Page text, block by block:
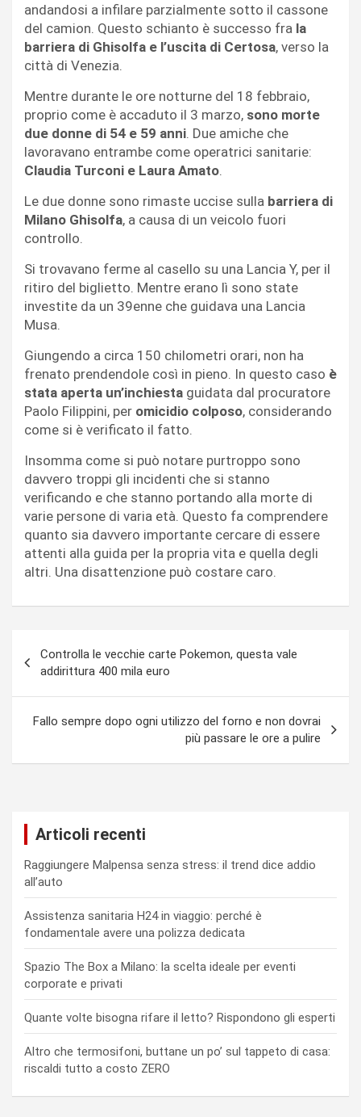
andandosi a infilare parzialmente sotto il cassone
del camion. Questo schianto è successo fra la
barriera di Ghisolfa e l’uscita di Certosa, verso la
città di Venezia.
Mentre durante le ore notturne del 18 febbraio,
proprio come è accaduto il 3 marzo, sono morte
due donne di 54 e 59 anni. Due amiche che
lavoravano entrambe come operatrici sanitarie:
Claudia Turconi e Laura Amato.
Le due donne sono rimaste uccise sulla barriera di
Milano Ghisolfa, a causa di un veicolo fuori
controllo.
Si trovavano ferme al casello su una Lancia Y, per il
ritiro del biglietto. Mentre erano lì sono state
investite da un 39enne che guidava una Lancia
Musa.
Giungendo a circa 150 chilometri orari, non ha
frenato prendendole così in pieno. In questo caso è
stata aperta un’inchiesta guidata dal procuratore
Paolo Filippini, per omicidio colposo, considerando
come si è verificato il fatto.
Insomma come si può notare purtroppo sono
davvero troppi gli incidenti che si stanno
verificando e che stanno portando alla morte di
varie persone di varia età. Questo fa comprendere
quanto sia davvero importante cercare di essere
attenti alla guida per la propria vita e quella degli
altri. Una disattenzione può costare caro.
articoli
Controlla le vecchie carte Pokemon, questa vale
addirittura 400 mila euro
Fallo sempre dopo ogni utilizzo del forno e non dovrai
più passare le ore a pulire
Articoli recenti
Raggiungere Malpensa senza stress: il trend dice addio
all’auto
Assistenza sanitaria H24 in viaggio: perché è
fondamentale avere una polizza dedicata
Spazio The Box a Milano: la scelta ideale per eventi
corporate e privati
Quante volte bisogna rifare il letto? Rispondono gli esperti
Altro che termosifoni, buttane un po’ sul tappeto di casa:
riscaldi tutto a costo ZERO